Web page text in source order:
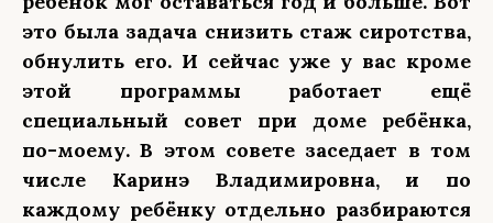
это была задача снизить стаж сиротства,
обнулить его. И сейчас уже у вас кроме
этой программы работает ещё
специальный совет при доме ребёнка,
по-моему. В этом совете заседает в том
числе Каринэ Владимировна, и по
каждому ребёнку отдельно разбираются